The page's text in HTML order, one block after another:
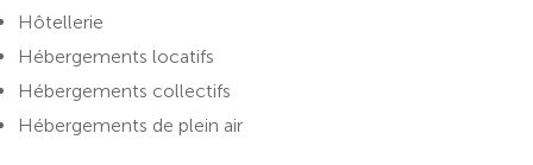
Hôtellerie
Hébergements locatifs
Hébergements collectifs
Hébergements de plein air